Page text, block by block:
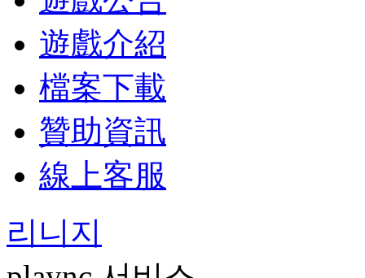
遊戲介紹
檔案下載
贊助資訊
線上客服
리니지